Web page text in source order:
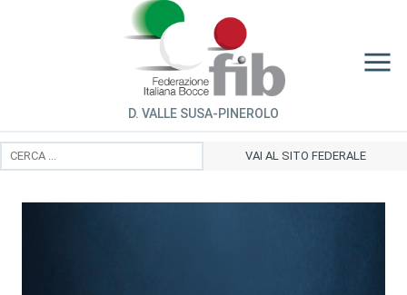
D. VALLE SUSA-PINEROLO
VAI AL SITO FEDERALE